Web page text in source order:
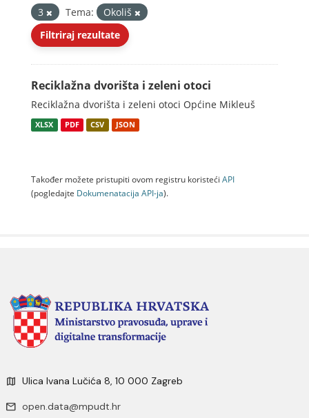
3
Tema:
Okoliš
Filtriraj rezultate
Reciklažna dvorišta i zeleni otoci
Reciklažna dvorišta i zeleni otoci Općine Mikleuš
XLSX PDF CSV JSON
Također možete pristupiti ovom registru koristeći API
(pogledajte Dokumenаtаcijа API-jа).